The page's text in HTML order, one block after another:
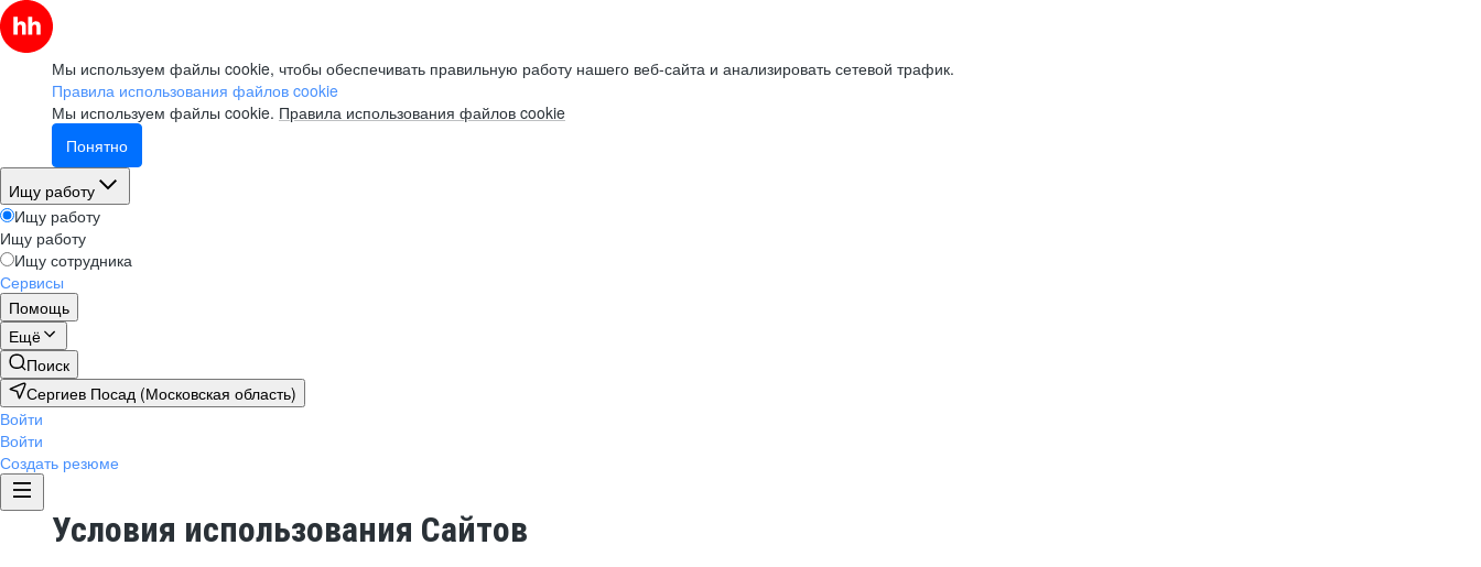
Мы используем файлы cookie, чтобы обеспечивать правильную работу нашего веб-сайта и анализировать сетевой трафик.
Правила использования файлов cookie
Мы используем файлы cookie. Правила использования файлов cookie
Понятно
Ищу работу
Ищу работу
Ищу работу
Ищу сотрудника
Сервисы
Помощь
Ещё
Поиск
Сергиев Посад (Московская область)
Войти
Войти
Создать резюме
Условия использования Сайтов